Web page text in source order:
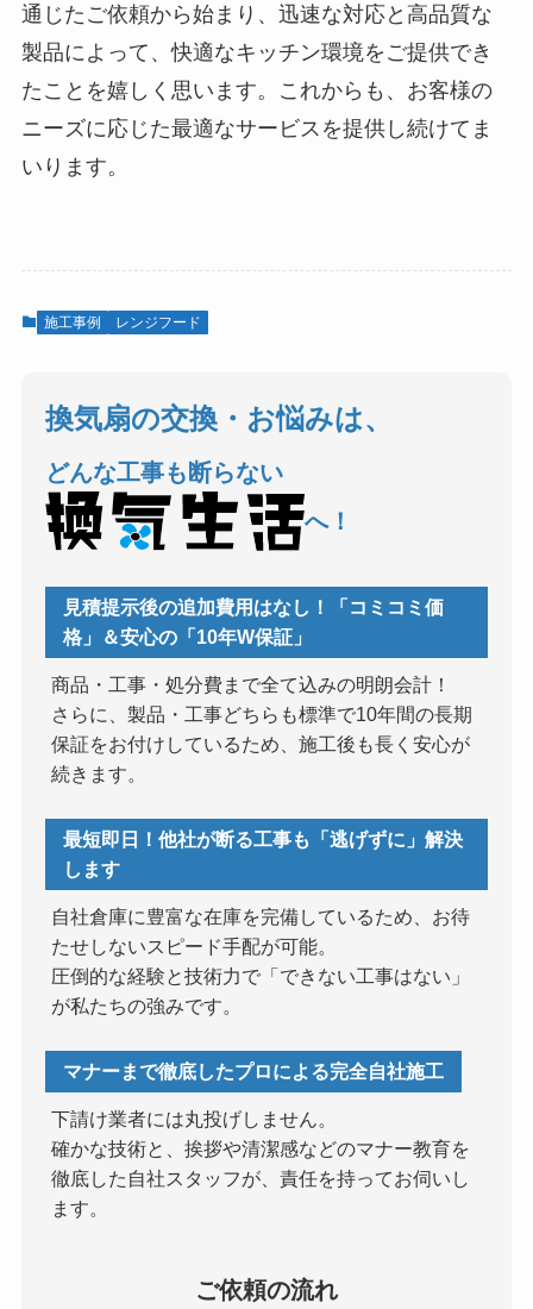
通じたご依頼から始まり、迅速な対応と高品質な
製品によって、快適なキッチン環境をご提供でき
たことを嬉しく思います。これからも、お客様の
ニーズに応じた最適なサービスを提供し続けてま
いります。
施工事例 レンジフード
換気扇の交換・お悩みは、
どんな工事も断らない
へ！
見積提示後の追加費用はなし！「コミコミ価
格」＆安心の「10年W保証」
商品・工事・処分費まで全て込みの明朗会計！
さらに、製品・工事どちらも標準で10年間の長期
保証をお付けしているため、施工後も長く安心が
続きます。
最短即日！他社が断る工事も「逃げずに」解決
します
自社倉庫に豊富な在庫を完備しているため、お待
たせしないスピード手配が可能。
圧倒的な経験と技術力で「できない工事はない」
が私たちの強みです。
マナーまで徹底したプロによる完全自社施工
下請け業者には丸投げしません。
確かな技術と、挨拶や清潔感などのマナー教育を
徹底した自社スタッフが、責任を持ってお伺いし
ます。
ご依頼の流れ